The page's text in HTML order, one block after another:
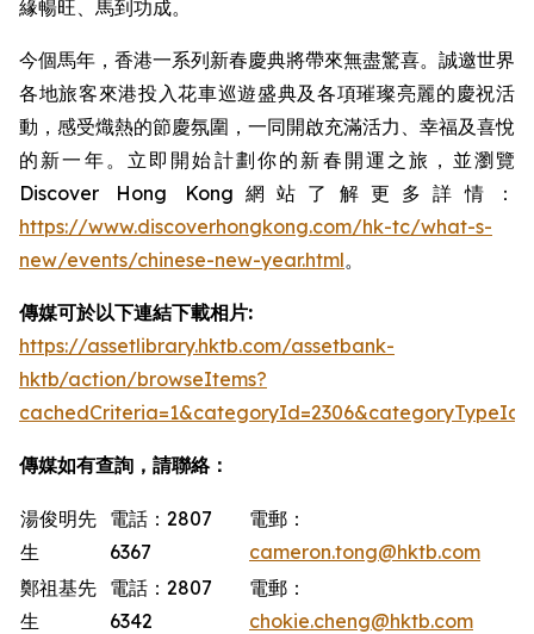
緣暢旺、馬到功成。
今個馬年，香港一系列新春慶典將帶來無盡驚喜。誠邀世界
各地旅客來港投入花車巡遊盛典及各項璀璨亮麗的慶祝活
動，感受熾熱的節慶氛圍，一同開啟充滿活力、幸福及喜悅
的新一年。立即開始計劃你的新春開運之旅，並瀏覽
Discover Hong Kong網站了解更多詳情：
https://www.discoverhongkong.com/hk-tc/what-s-
new/events/chinese-new-year.html。
傳媒可於以下連結下載相片:
https://assetlibrary.hktb.com/assetbank-
hktb/action/browseItems?
傳媒如有查詢，請聯絡：
湯俊明先
生
電話：2807
6367
電郵：
cameron.tong@hktb.com
鄭祖基先
生
電話：2807
6342
電郵：
chokie.cheng@hktb.com